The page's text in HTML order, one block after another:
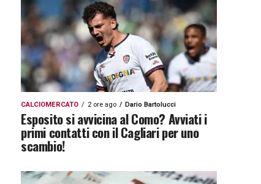
CALCIOMERCATO 2 ore ago Dario Bartolucci
Esposito si avvicina al Como? Avviati i
primi contatti con il Cagliari per uno
scambio!